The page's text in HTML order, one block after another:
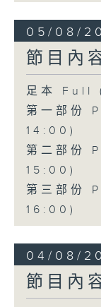
05/08/
節目內
足本 Full
第一部份
14:00)
第二部份
15:00)
第三部份
16:00)
04/08/
節目內